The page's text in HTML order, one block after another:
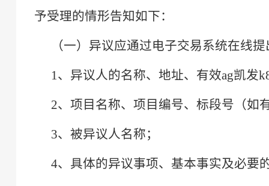
予受理的情形告知如下：
（一）异议应通过电子交易系统在线
1、异议人的名称、地址、有效ag凯发
2、项目名称、项目编号、标段号（如
3、被异议人名称；
4、具体的异议事项、基本事实及必要